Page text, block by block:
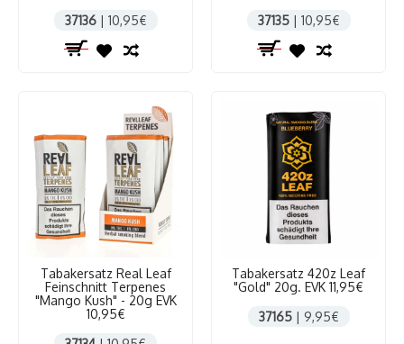
37136| 10,95€
37135| 10,95€
Tabakersatz Real Leaf
Feinschnitt Terpenes
"Mango Kush" - 20g EVK
10,95€
Tabakersatz 420z Leaf
"Gold" 20g. EVK 11,95€
37165| 9,95€